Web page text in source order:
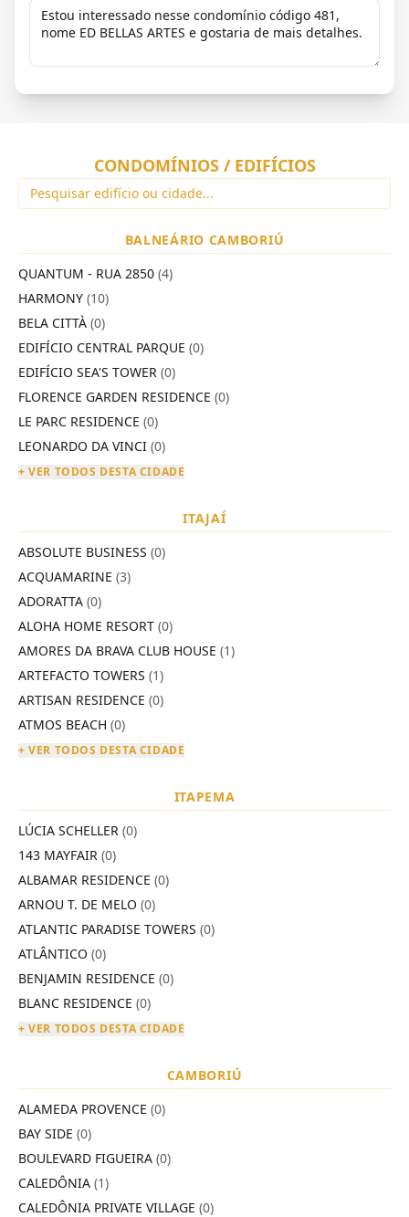
CONDOMÍNIOS / EDIFÍCIOS
BALNEÁRIO CAMBORIÚ
QUANTUM - RUA 2850 (4)
HARMONY (10)
BELA CITTÀ (0)
EDIFÍCIO CENTRAL PARQUE (0)
EDIFÍCIO SEA'S TOWER (0)
FLORENCE GARDEN RESIDENCE (0)
LE PARC RESIDENCE (0)
LEONARDO DA VINCI (0)
+ VER TODOS DESTA CIDADE
ITAJAÍ
ABSOLUTE BUSINESS (0)
ACQUAMARINE (3)
ADORATTA (0)
ALOHA HOME RESORT (0)
AMORES DA BRAVA CLUB HOUSE (1)
ARTEFACTO TOWERS (1)
ARTISAN RESIDENCE (0)
ATMOS BEACH (0)
+ VER TODOS DESTA CIDADE
ITAPEMA
LÚCIA SCHELLER (0)
143 MAYFAIR (0)
ALBAMAR RESIDENCE (0)
ARNOU T. DE MELO (0)
ATLANTIC PARADISE TOWERS (0)
ATLÂNTICO (0)
BENJAMIN RESIDENCE (0)
BLANC RESIDENCE (0)
+ VER TODOS DESTA CIDADE
CAMBORIÚ
ALAMEDA PROVENCE (0)
BAY SIDE (0)
BOULEVARD FIGUEIRA (0)
CALEDÔNIA (1)
CALEDÔNIA PRIVATE VILLAGE (0)